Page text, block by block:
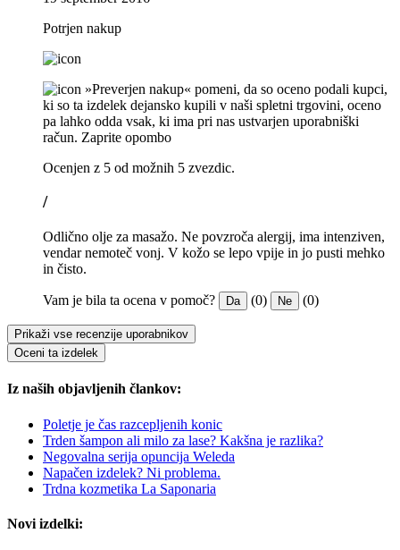
Potrjen nakup
»Preverjen nakup« pomeni, da so oceno podali kupci,
ki so ta izdelek dejansko kupili v naši spletni trgovini, oceno
pa lahko odda vsak, ki ima pri nas ustvarjen uporabniški
račun. Zaprite opombo
Ocenjen z 5 od možnih 5 zvezdic.
/
Odlično olje za masažo. Ne povzroča alergij, ima intenziven,
vendar nemoteč vonj. V kožo se lepo vpije in jo pusti mehko
in čisto.
Vam je bila ta ocena v pomoč? Da (0) Ne (0)
Prikaži vse recenzije uporabnikov
Oceni ta izdelek
Iz naših objavljenih člankov:
Poletje je čas razcepljenih konic
Trden šampon ali milo za lase? Kakšna je razlika?
Negovalna serija opuncija Weleda
Napačen izdelek? Ni problema.
Trdna kozmetika La Saponaria
Novi izdelki: